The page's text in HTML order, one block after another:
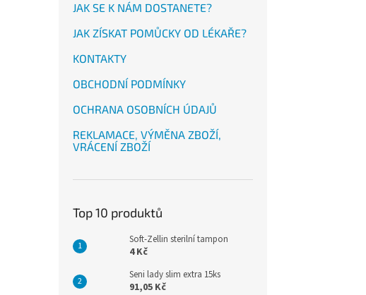
JAK SE K NÁM DOSTANETE?
JAK ZÍSKAT POMŮCKY OD LÉKAŘE?
KONTAKTY
OBCHODNÍ PODMÍNKY
OCHRANA OSOBNÍCH ÚDAJŮ
REKLAMACE, VÝMĚNA ZBOŽÍ,
VRÁCENÍ ZBOŽÍ
Top 10 produktů
Soft-Zellin sterilní tampon
4 Kč
Seni lady slim extra 15ks
91,05 Kč